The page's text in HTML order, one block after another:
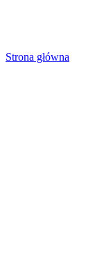
Strona główna